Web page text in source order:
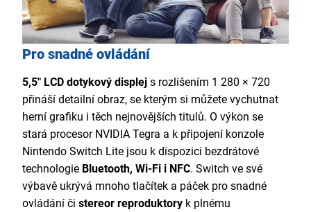
Pro snadné ovládání
5,5" LCD dotykový displej s rozlišením 1 280 × 720
přináší detailní obraz, se kterým si můžete vychutnat
herní grafiku i těch nejnovějších titulů. O výkon se
stará procesor NVIDIA Tegra a k připojení konzole
Nintendo Switch Lite jsou k dispozici bezdrátové
technologie Bluetooth, Wi-Fi i NFC. Switch ve své
výbavě ukrývá mnoho tlačítek a páček pro snadné
ovládání či stereor reproduktory k plnému